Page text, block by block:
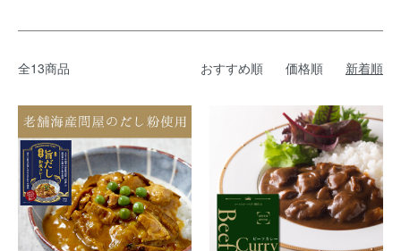
全13商品 おすすめ順 価格順 新着順